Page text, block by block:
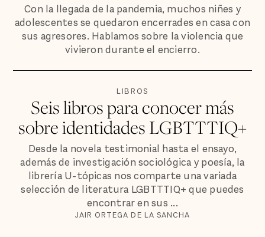
Con la llegada de la pandemia, muchos niñes y
adolescentes se quedaron encerrades en casa con
sus agresores. Hablamos sobre la violencia que
vivieron durante el encierro.
LIBROS
Seis libros para conocer más
sobre identidades LGBTTTIQ+
Desde la novela testimonial hasta el ensayo,
además de investigación sociológica y poesía, la
librería U-tópicas nos comparte una variada
selección de literatura LGBTTTIQ+ que puedes
encontrar en sus ...
JAIR ORTEGA DE LA SANCHA